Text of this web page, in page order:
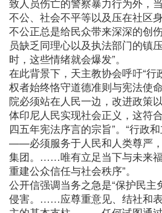
致人员伤亡的警察暴力行为外，
不公、社会不平等以及压在社区
不公正总是给民众带来深深的创
员缺乏同理心以及执法部门的镇
时，这些情绪就会爆发”。
在此背景下，天主教协会呼吁“
权者始终恪守道德准则与宪法使
院必须站在人民一边，改进政策
体印尼人民实现社会正义，这符
四五年宪法序言的宗旨”。“行
——必须服务于人民和人类尊严
集团。……唯有立足当下与未来
重建公众信任与社会秩序”。
公开信强调当务之急是“保护民主
侵害。……应尊重意见、结社和